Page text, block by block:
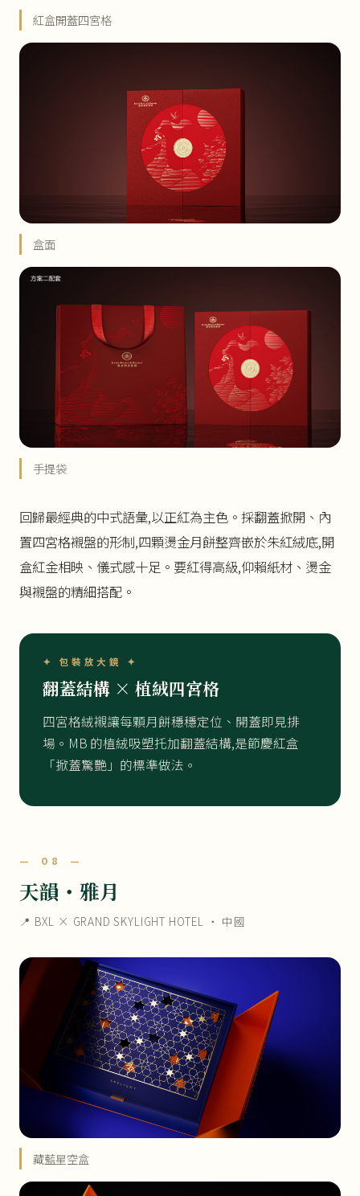
紅盒開蓋四宮格
盒面
手提袋
回歸最經典的中式語彙,以正紅為主色。採翻蓋掀開、內
置四宮格襯盤的形制,四顆燙金月餅整齊嵌於朱紅絨底,開
盒紅金相映、儀式感十足。要紅得高級,仰賴紙材、燙金
與襯盤的精細搭配。
✦ 包裝放大鏡 ✦
翻蓋結構 × 植絨四宮格
四宮格絨襯讓每顆月餅穩穩定位、開蓋即見排
場。MB 的植絨吸塑托加翻蓋結構,是節慶紅盒
「掀蓋驚艷」的標準做法。
— 08 —
天韻・雅月
📍 BXL × GRAND SKYLIGHT HOTEL ・ 中國
藏藍星空盒